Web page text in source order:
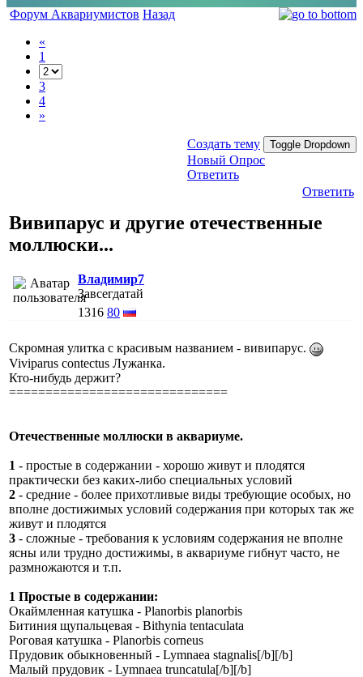
Форум Аквариумистов Назад
«
1
3
4
»
Создать тему Toggle Dropdown
Новый Опрос
Ответить
Ответить
Вивипарус и другие отечественные
моллюски...
Владимир7
Завсегдатай
1316 80
Скромная улитка с красивым названием - вивипарус.
Viviparus contectus Лужанка.
Кто-нибудь держит?
==============================
Отечественные моллюски в аквариуме.
1 - простые в содержании - хорошо живут и плодятся
практически без каких-либо специальных условий
2 - средние - более прихотливые виды требующие особых, но
вполне достижимых условий содержания при которых так же
живут и плодятся
3 - сложные - требования к условиям содержания не вполне
ясны или трудно достижимы, в аквариуме гибнут часто, не
размножаются и т.п.
1 Простые в содержании:
Окаймленная катушка - Planorbis planorbis
Битиния щупальцевая - Bithynia tentaculata
Роговая катушка - Planorbis corneus
Прудовик обыкновенный - Lymnaea stagnalis[/b][/b]
Малый прудовик - Lymnaea truncatula[/b][/b]